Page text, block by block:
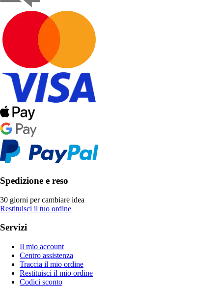
Spedizione e reso
30 giorni per cambiare idea
Restituisci il tuo ordine
Servizi
Il mio account
Centro assistenza
Traccia il mio ordine
Restituisci il mio ordine
Codici sconto